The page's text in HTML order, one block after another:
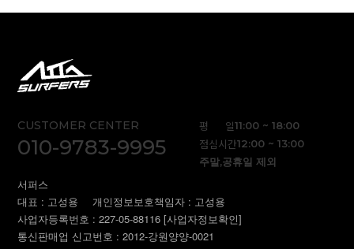
CUSTOMER CENTER
010-9783-9995
평 일11:00 ~ 18:00
점심시간12:00 ~ 13:00
주말,공휴일 제외
서퍼스
대표 : 고성용
개인정보보호책임자 : 고성용
사업자등록번호 : 227-05-88116[사업자정보확인]
통신판매업 신고번호 : 2012-강원양양-0021